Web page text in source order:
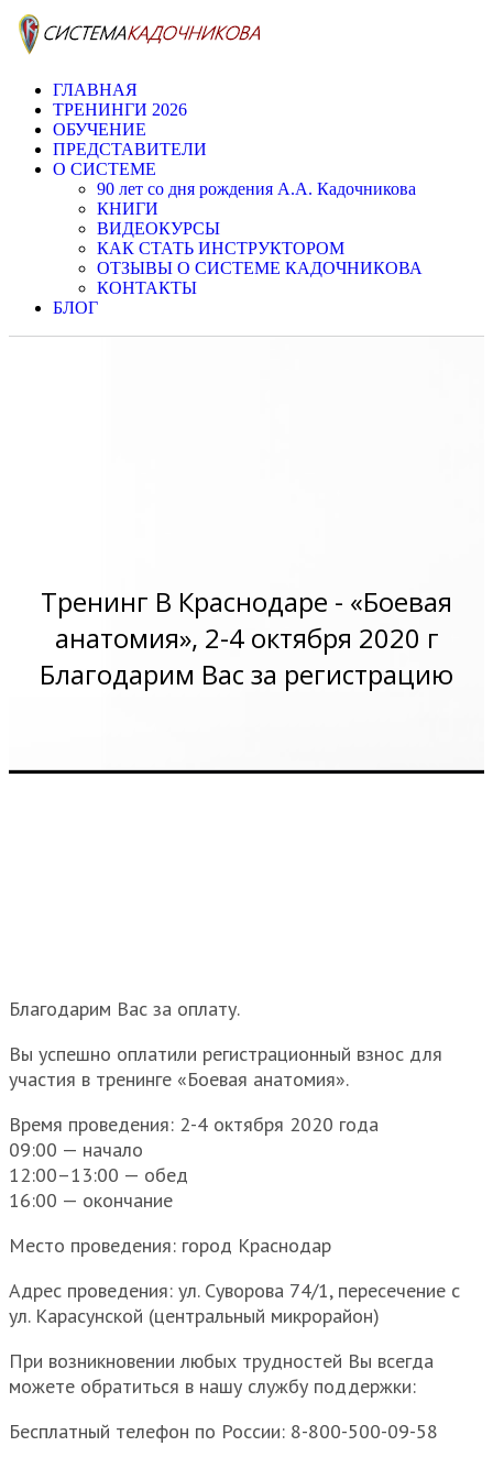
ГЛАВНАЯ
ТРЕНИНГИ 2026
ОБУЧЕНИЕ
ПРЕДСТАВИТЕЛИ
О СИСТЕМЕ
90 лет со дня рождения А.А. Кадочникова
КНИГИ
ВИДЕОКУРСЫ
КАК СТАТЬ ИНСТРУКТОРОМ
ОТЗЫВЫ О СИСТЕМЕ КАДОЧНИКОВА
КОНТАКТЫ
БЛОГ
Тренинг В Краснодаре - «Боевая
анатомия», 2-4 октября 2020 г
Благодарим Вас за регистрацию
Благодарим Вас за оплату.
Вы успешно оплатили регистрационный взнос для
участия в тренинге «Боевая анатомия».
Время проведения: 2-4 октября 2020 года
09:00 — начало
12:00–13:00 — обед
16:00 — окончание
Место проведения: город Краснодар
Адрес проведения: ул. Суворова 74/1, пересечение с
ул. Карасунской (центральный микрорайон)
При возникновении любых трудностей Вы всегда
можете обратиться в нашу службу поддержки:
Бесплатный телефон по России: 8-800-500-09-58